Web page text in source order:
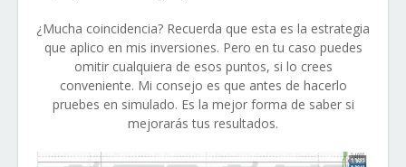
¿Mucha coincidencia? Recuerda que esta es la estrategia
que aplico en mis inversiones. Pero en tu caso puedes
omitir cualquiera de esos puntos, si lo crees
conveniente. Mi consejo es que antes de hacerlo
pruebes en simulado. Es la mejor forma de saber si
mejorarás tus resultados.